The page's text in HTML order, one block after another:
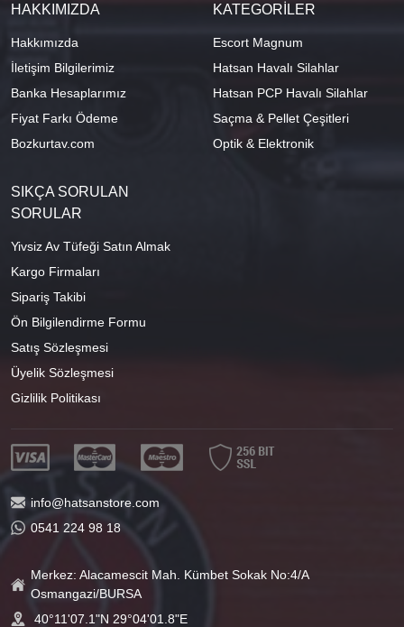
HAKKIMIZDA
Hakkımızda
İletişim Bilgilerimiz
Banka Hesaplarımız
Fiyat Farkı Ödeme
Bozkurtav.com
KATEGORİLER
Escort Magnum
Hatsan Havalı Silahlar
Hatsan PCP Havalı Silahlar
Saçma & Pellet Çeşitleri
Optik & Elektronik
SIKÇA SORULAN
SORULAR
Yivsiz Av Tüfeği Satın Almak
Kargo Firmaları
Sipariş Takibi
Ön Bilgilendirme Formu
Satış Sözleşmesi
Üyelik Sözleşmesi
Gizlilik Politikası
info@hatsanstore.com
0541 224 98 18
Merkez: Alacamescit Mah. Kümbet Sokak No:4/A
Osmangazi/BURSA
40°11'07.1"N 29°04'01.8"E